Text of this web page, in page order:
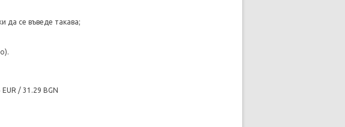
да се въведе такава;
/ 31.29 BGN